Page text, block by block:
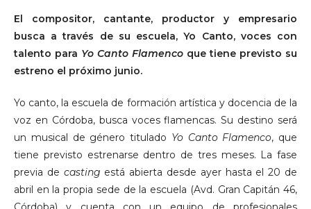
El compositor, cantante, productor y empresario
busca a través de su escuela, Yo Canto, voces con
talento para Yo Canto Flamenco que tiene previsto su
estreno el próximo junio.
Yo canto, la escuela de formación artística y docencia de la
voz en Córdoba, busca voces flamencas. Su destino será
un musical de género titulado Yo Canto Flamenco, que
tiene previsto estrenarse dentro de tres meses. La fase
previa de casting está abierta desde ayer hasta el 20 de
abril en la propia sede de la escuela (Avd. Gran Capitán 46,